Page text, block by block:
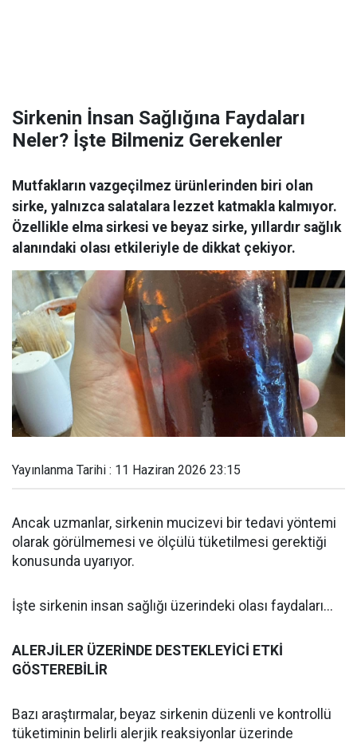
Sirkenin İnsan Sağlığına Faydaları
Neler? İşte Bilmeniz Gerekenler
Mutfakların vazgeçilmez ürünlerinden biri olan
sirke, yalnızca salatalara lezzet katmakla kalmıyor.
Özellikle elma sirkesi ve beyaz sirke, yıllardır sağlık
alanındaki olası etkileriyle de dikkat çekiyor.
Yayınlanma Tarihi : 11 Haziran 2026 23:15
Ancak uzmanlar, sirkenin mucizevi bir tedavi yöntemi
olarak görülmemesi ve ölçülü tüketilmesi gerektiği
konusunda uyarıyor.
İşte sirkenin insan sağlığı üzerindeki olası faydaları...
ALERJİLER ÜZERİNDE DESTEKLEYİCİ ETKİ
GÖSTEREBİLİR
Bazı araştırmalar, beyaz sirkenin düzenli ve kontrollü
tüketiminin belirli alerjik reaksiyonlar üzerinde